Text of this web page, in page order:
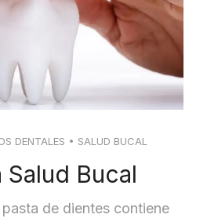
DENTALES • SALUD BUCAL
Salud Bucal
de dientes contiene